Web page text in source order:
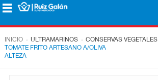
Saltar al contenido
CORPORATIVO
INICIO . ULTRAMARINOS . CONSERVAS VEGETALES
TOMATE FRITO ARTESANO A/OLIVA
ALTEZA